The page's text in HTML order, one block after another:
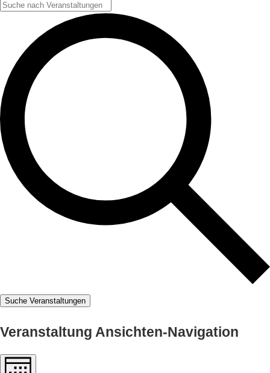
Suche Veranstaltungen
Veranstaltung Ansichten-Navigation